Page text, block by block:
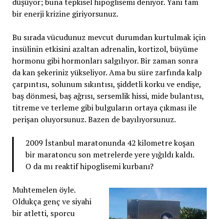
bir enerji krizine giriyorsunuz.
Bu sırada vücudunuz mevcut durumdan kurtulmak için
insülinin etkisini azaltan adrenalin, kortizol, büyüme
hormonu gibi hormonları salgılıyor. Bir zaman sonra
da kan şekeriniz yükseliyor. Ama bu süre zarfında kalp
çarpıntısı, solunum sıkıntısı, şiddetli korku ve endişe,
baş dönmesi, baş ağrısı, sersemlik hissi, mide bulantısı,
titreme ve terleme gibi bulguların ortaya çıkması ile
perişan oluyorsunuz. Bazen de bayılıyorsunuz.
2009 İstanbul maratonunda 42 kilometre koşan
bir maratoncu son metrelerde yere yığıldı kaldı.
O da mı reaktif hipoglisemi kurbanı?
Muhtemelen öyle.
Oldukça genç ve siyahi
bir atletti, sporcu